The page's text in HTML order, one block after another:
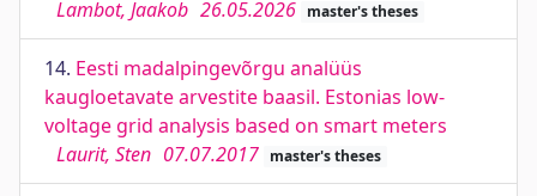
Lambot, Jaakob 26.05.2026 master's theses
14. Eesti madalpingevõrgu analüüs
kaugloetavate arvestite baasil. Estonias low-
voltage grid analysis based on smart meters
Laurit, Sten 07.07.2017 master's theses